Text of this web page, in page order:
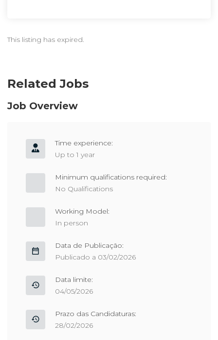
This listing has expired.
Related Jobs
Job Overview
Time experience:
Up to 1 year
Minimum qualifications required:
No Qualifications
Working Model:
In person
Data de Publicação:
Publicado a 03/02/2026
Data limite:
04/05/2026
Prazo das Candidaturas:
28/02/2026